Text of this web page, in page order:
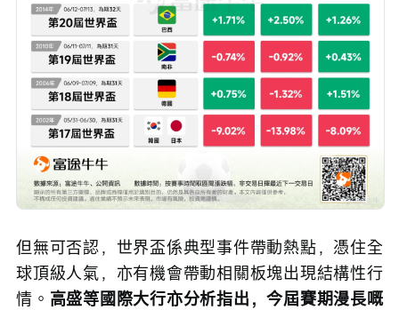
但無可否認，世界盃係典型事件帶動熱點，憑住全
球頂級人氣，亦有機會帶動相關板塊出現結構性行
情。 高盛等國際大行亦分析指出，今屆賽期漫長嘅